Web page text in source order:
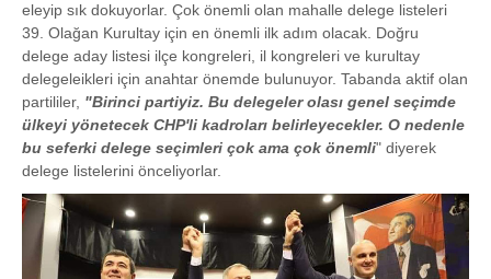
eleyip sık dokuyorlar. Çok önemli olan mahalle delege listeleri
39. Olağan Kurultay için en önemli ilk adım olacak. Doğru
delege aday listesi ilçe kongreleri, il kongreleri ve kurultay
delegeleikleri için anahtar önemde bulunuyor. Tabanda aktif olan
partililer, "Birinci partiyiz. Bu delegeler olası genel seçimde
ülkeyi yönetecek CHP'li kadroları belirleyecekler. O nedenle
bu seferki delege seçimleri çok ama çok önemli" diyerek
delege listelerini önceliyorlar.